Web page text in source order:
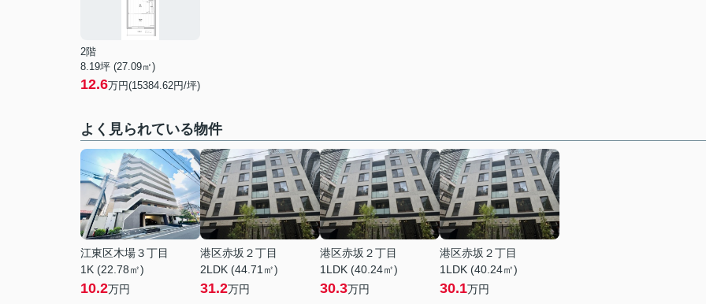
2階
8.19坪 (27.09㎡)
12.6万円(15384.62円/坪)
よく見られている物件
江東区木場３丁目
1K (22.78㎡)
10.2万円
港区赤坂２丁目
2LDK (44.71㎡)
31.2万円
港区赤坂２丁目
1LDK (40.24㎡)
30.3万円
港区赤坂２丁目
1LDK (40.24㎡)
30.1万円